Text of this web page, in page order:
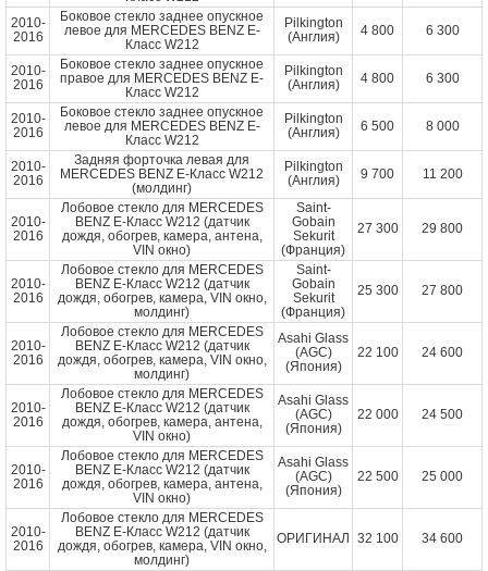
2010-
2016
Боковое стекло заднее опускное
левое для MERCEDES BENZ E-
Класс W212
Pilkington
(Англия)
4 800 6 300
2010-
2016
Боковое стекло заднее опускное
правое для MERCEDES BENZ E-
Класс W212
Pilkington
(Англия)
4 800 6 300
2010-
2016
Боковое стекло заднее опускное
левое для MERCEDES BENZ E-
Класс W212
Pilkington
(Англия)
6 500 8 000
2010-
2016
Задняя форточка левая для
MERCEDES BENZ E-Класс W212
(молдинг)
Pilkington
(Англия)
9 700 11 200
2010-
2016
Лобовое стекло для MERCEDES
BENZ E-Класс W212 (датчик
дождя, обогрев, камера, антена,
VIN окно)
Saint-
Gobain
Sekurit
(Франция)
27 300 29 800
2010-
2016
Лобовое стекло для MERCEDES
BENZ E-Класс W212 (датчик
дождя, обогрев, камера, VIN окно,
молдинг)
Saint-
Gobain
Sekurit
(Франция)
25 300 27 800
2010-
2016
Лобовое стекло для MERCEDES
BENZ E-Класс W212 (датчик
дождя, обогрев, камера, VIN окно,
молдинг)
Asahi Glass
(AGC)
(Япония)
22 100 24 600
2010-
2016
Лобовое стекло для MERCEDES
BENZ E-Класс W212 (датчик
дождя, обогрев, камера, антена,
VIN окно)
Asahi Glass
(AGC)
(Япония)
22 000 24 500
2010-
2016
Лобовое стекло для MERCEDES
BENZ E-Класс W212 (датчик
дождя, обогрев, камера, антена,
VIN окно)
Asahi Glass
(AGC)
(Япония)
22 500 25 000
2010-
2016
Лобовое стекло для MERCEDES
BENZ E-Класс W212 (датчик
дождя, обогрев, камера, VIN окно,
молдинг)
ОРИГИНАЛ 32 100 34 600